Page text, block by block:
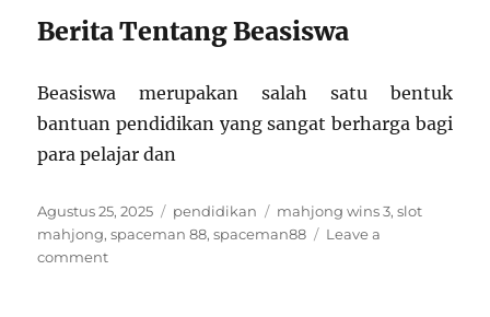
Berita Tentang Beasiswa
Beasiswa merupakan salah satu bentuk
bantuan pendidikan yang sangat berharga bagi
para pelajar dan
Posted
on
Agustus 25, 2025 Categories
pendidikan Tags
mahjong wins 3,slot
mahjong,spaceman 88,spaceman88
Leave a
commenton